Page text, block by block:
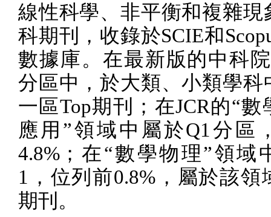
線性科學、非平衡和複雜現
科期刊，收錄於SCIE和
數據庫。在最新版的中科
分區中，於大類、小類學科
一區Top期刊；在JCR的“數
應用”領域中屬於Q1 分區
4.8% ；在“數學物理”領域
1
，位列前0.8%，屬於該領
期刊。